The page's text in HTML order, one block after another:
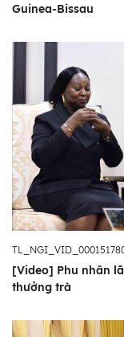
Guinea-Bissau
[Video] Phu nhân
thưởng trà